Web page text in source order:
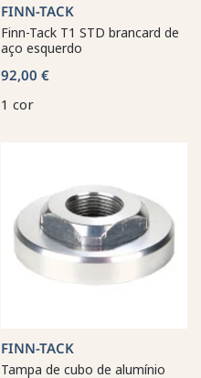
FINN-TACK
Finn-Tack T1 STD brancard de
aço esquerdo
92,00 €
1 cor
FINN-TACK
Tampa de cubo de alumínio